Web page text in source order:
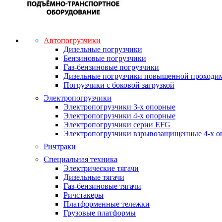
Автопогрузчики
Дизельные погрузчики
Бензиновые погрузчики
Газ-бензиновые погрузчики
Дизельные погрузчики повышенной
Погрузчики с боковой загрузкой
Электропогрузчики
Электропогрузчики 3-х опорные
Электропогрузчики 4-х опорные
Электропогрузчики серии EFG
Электропогрузчики взрывозащищенные 4-х
Ричтраки
Специальная техника
Электрические тягачи
Дизельные тягачи
Газ-бензиновые тягачи
Ричстакеры
Платформенные тележки
Грузовые платформы